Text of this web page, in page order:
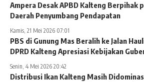
Ampera Desak APBD Kalteng Berpihak
Daerah Penyumbang Pendapatan
Kamis, 21 Mei 2026 07:01
PBS di Gunung Mas Beralih ke Jalan
DPRD Kalteng Apresiasi Kebijakan
Senin, 4 Mei 2026 20:42
Distribusi Ikan Kalteng Masih